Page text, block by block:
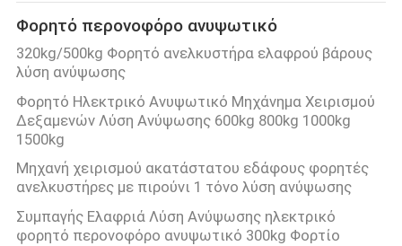
Φορητό περονοφόρο ανυψωτικό
320kg/500kg Φορητό ανελκυστήρα ελαφρού βάρους
λύση ανύψωσης
Φορητό Ηλεκτρικό Ανυψωτικό Μηχάνημα Χειρισμού
Δεξαμενών Λύση Ανύψωσης 600kg 800kg 1000kg
1500kg
Μηχανή χειρισμού ακατάστατου εδάφους φορητές
ανελκυστήρες με πιρούνι 1 τόνο λύση ανύψωσης
Συμπαγής Ελαφριά Λύση Ανύψωσης ηλεκτρικό
φορητό περονοφόρο ανυψωτικό 300kg Φορτίο